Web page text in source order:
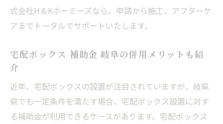
式会社H＆Kホーミーズなら、申請から施工、アフターケ
アまでトータルでサポートいたします。
宅配ボックス 補助金 岐阜の併用メリットも紹
介
近年、宅配ボックスの設置が注目されていますが、岐阜
県でも一定条件を満たす場合、宅配ボックス設置に対す
る補助金が利用できるケースがあります。宅配ボックス